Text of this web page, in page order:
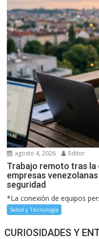
agosto 4, 2026 Editor
Trabajo remoto tras la
empresas
seguridad
*La conexión de equipos
Salud y Tecnología
CURIOSIDADES Y